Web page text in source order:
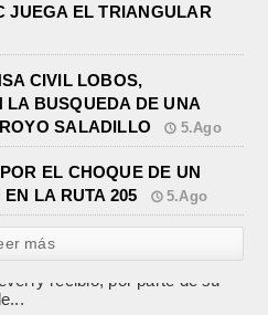
JUEGA EL TRIANGULAR
CIVIL LOBOS,
BUSQUEDA DE UNA
SALADILLO
5.Ago
EL CHOQUE DE UN
LA RUTA 205
5.Ago
más
DE UN AUTO Y UN